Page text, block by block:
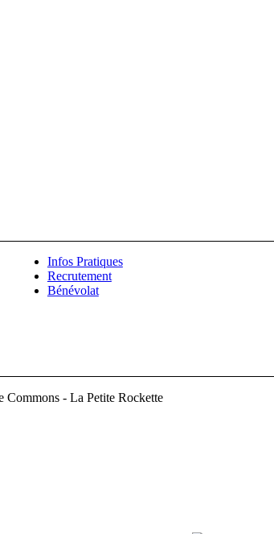
Infos Pratiques
Recrutement
Bénévolat
Commons - La Petite Rockette